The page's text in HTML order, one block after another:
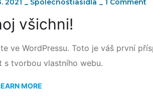
2021 _ Spolecnostiasidla _ 1 Comment
všichni!
ve WordPressu. Toto je váš první
s tvorbou vlastního webu.
MORE